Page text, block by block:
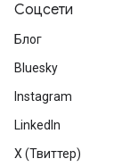
Соцсети
Блог
Bluesky
Instagram
LinkedIn
X (Твиттер)